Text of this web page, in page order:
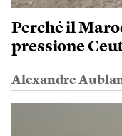
Perché il
pressione
Alexandre